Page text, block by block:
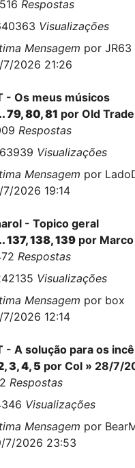
Respostas
Visualizações
Mensagem por JR63
7/2026 21:26
- Os meus músicos
79,80,81 por Old
Respostas
Visualizações
Mensagem por
7/2026 19:14
- Topico geral
137,138,139 por
Respostas
Visualizações
Mensagem por box
7/2026 12:14
- A solução para os
,3,4, 5 por Col » 28/7/
Respostas
Visualizações
Mensagem por
7/2026 23:53